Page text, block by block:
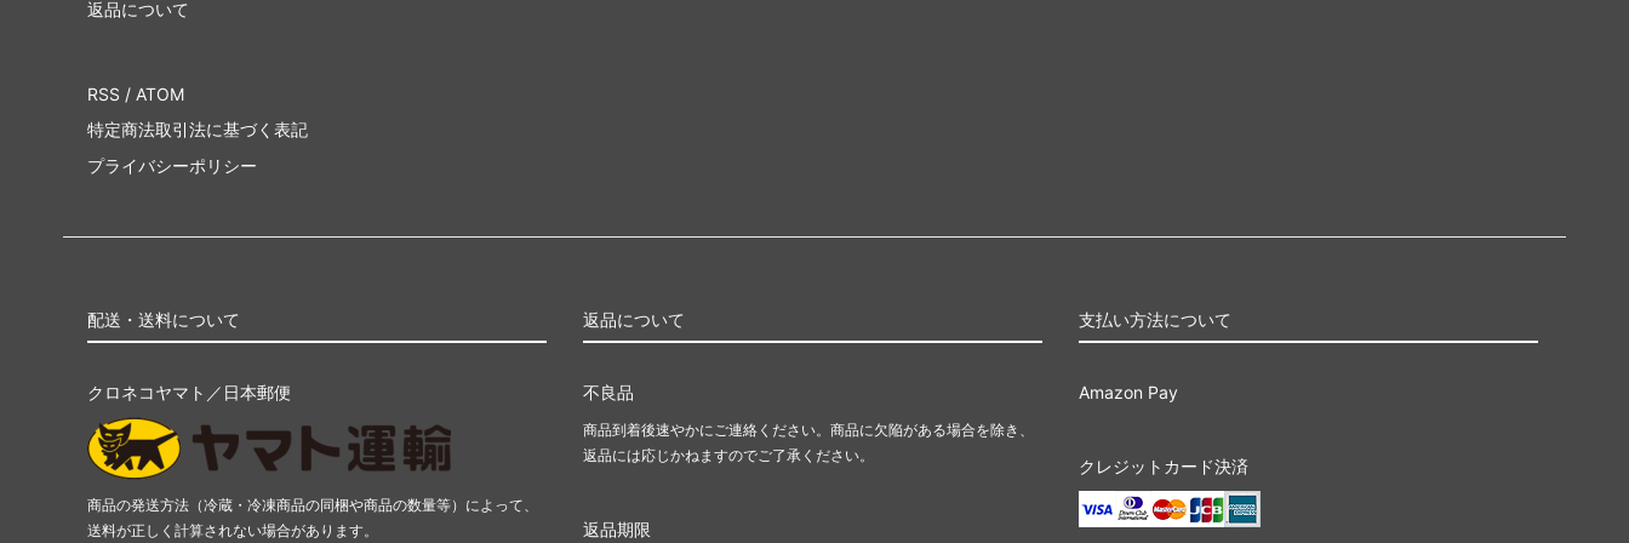
返品について
RSS / ATOM
特定商法取引法に基づく表記
プライバシーポリシー
配送・送料について
クロネコヤマト／日本郵便
商品の発送方法（冷蔵・冷凍商品の同梱や商品の数量等）によって、
送料が正しく計算されない場合があります。
返品について
不良品
商品到着後速やかにご連絡ください。商品に欠陥がある場合を除き、
返品には応じかねますのでご了承ください。
返品期限
支払い方法について
Amazon Pay
クレジットカード決済